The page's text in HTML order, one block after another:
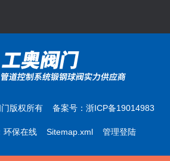
门版权所有 备案号：浙ICP备19014983
环保在线 Sitemap.xml 管理登陆